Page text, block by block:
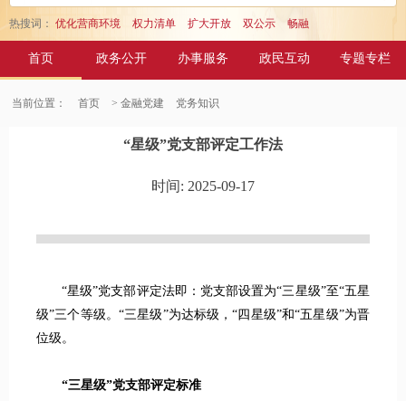
热搜词： 优化营商环境 权力清单 扩大开放 双公示 畅融
首页 政务公开 办事服务 政民互动 专题专栏
当前位置： 首页 > 金融党建 党务知识
“星级”党支部评定工作法
时间: 2025-09-17
“星级”党支部评定法即：党支部设置为“三星级”至“五星
级”三个等级。“三星级”为达标级，“四星级”和“五星级”为晋
位级。
“三星级”党支部评定标准